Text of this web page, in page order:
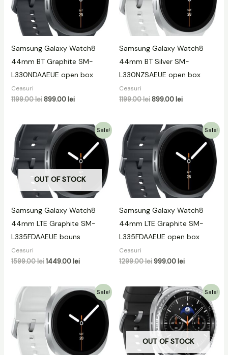
Samsung Galaxy Watch8
44mm BT Graphite SM-
L330NDAAEUE open box
Ceasuri
1199.00lei 899.00 lei
Samsung Galaxy Watch8
44mm BT Silver SM-
L330NZSAEUE open box
Ceasuri
1199.00lei899.00 lei
Sale!
OUT OF STOCK
Samsung Galaxy Watch8
44mm LTE Graphite SM-
L335FDAAEUE bouns
Ceasuri
1599.00lei
Prețul
inițial
a
fost:
1599.00 lei.
1449.00 lei
Prețul
curent
este:
1449.00 lei.
Sale!
Samsung Galaxy Watch8
44mm LTE Graphite SM-
L335FDAAEUE open box
Ceasuri
1299.00lei
Prețul
inițial
a
fost:
1299.00 lei.
999.00 lei
Prețul
curent
999.00 lei.
Sale!
Prețul
inițial
a
fost:
1199.00 lei.
Prețul
curent
999.00 lei.
Sale!
OUT OF STOCK
Prețul
inițial
a
fost:
1699.00 lei.
Prețul
curent
este:
1299.00 lei.